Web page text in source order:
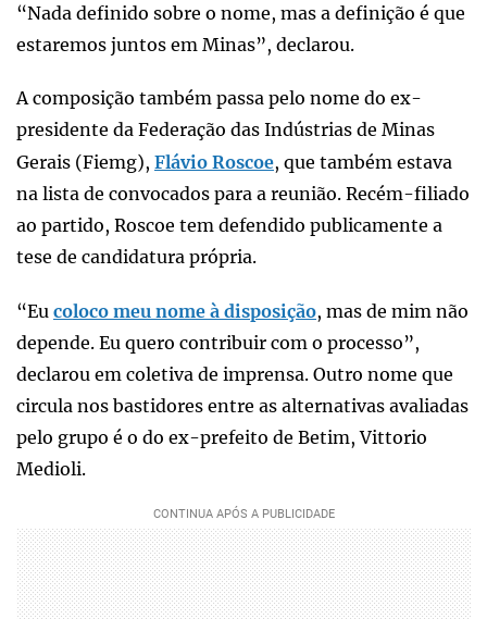
“Nada definido sobre o nome, mas a definição é que
estaremos juntos em Minas”, declarou.
A composição também passa pelo nome do ex-
presidente da Federação das Indústrias de Minas
Gerais (Fiemg), Flávio Roscoe, que também estava
na lista de convocados para a reunião. Recém-filiado
ao partido, Roscoe tem defendido publicamente a
tese de candidatura própria.
“Eu coloco meu nome à disposição, mas de mim não
depende. Eu quero contribuir com o processo”,
declarou em coletiva de imprensa. Outro nome que
circula nos bastidores entre as alternativas avaliadas
pelo grupo é o do ex-prefeito de Betim, Vittorio
Medioli.